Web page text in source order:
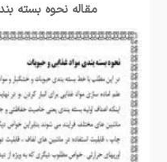
مقاله نحوه بسته